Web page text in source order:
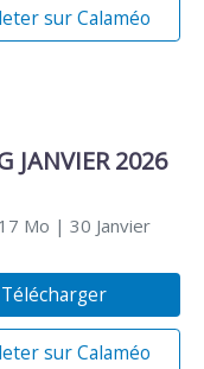
sur Calaméo
JANVIER 2026
Mo | 30 Janvier
Télécharger
sur Calaméo